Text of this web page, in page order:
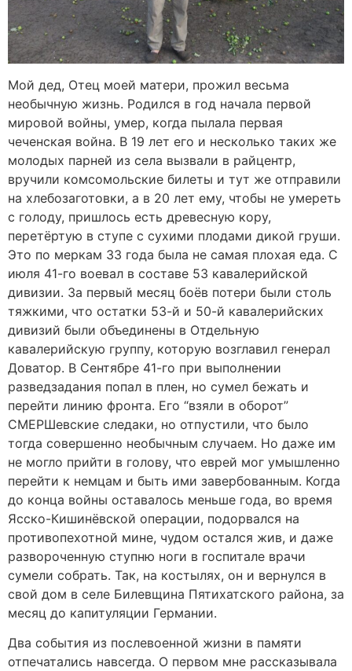
Мой дед, Отец моей матери, прожил весьма
необычную жизнь. Родился в год начала первой
мировой войны, умер, когда пылала первая
чеченская война. В 19 лет его и несколько таких же
молодых парней из села вызвали в райцентр,
вручили комсомольские билеты и тут же отправили
на хлебозаготовки, а в 20 лет ему, чтобы не умереть
с голоду, пришлось есть древесную кору,
перетёртую в ступе с сухими плодами дикой груши.
Это по меркам 33 года была не самая плохая еда. С
июля 41-го воевал в составе 53 кавалерийской
дивизии. За первый месяц боёв потери были столь
тяжкими, что остатки 53-й и 50-й кавалерийских
дивизий были объединены в Отдельную
кавалерийскую группу, которую возглавил генерал
Доватор. В Сентябре 41-го при выполнении
разведзадания попал в плен, но сумел бежать и
перейти линию фронта. Его “взяли в оборот”
СМЕРШевские следаки, но отпустили, что было
тогда совершенно необычным случаем. Но даже им
не могло прийти в голову, что еврей мог умышленно
перейти к немцам и быть ими завербованным. Когда
до конца войны оставалось меньше года, во время
Ясско-Кишинёвской операции, подорвался на
противопехотной мине, чудом остался жив, и даже
развороченную ступню ноги в госпитале врачи
сумели собрать. Так, на костылях, он и вернулся в
свой дом в селе Билевщина Пятихатского района, за
месяц до капитуляции Германии.
Два события из послевоенной жизни в памяти
отпечатались навсегда. О первом мне рассказывала